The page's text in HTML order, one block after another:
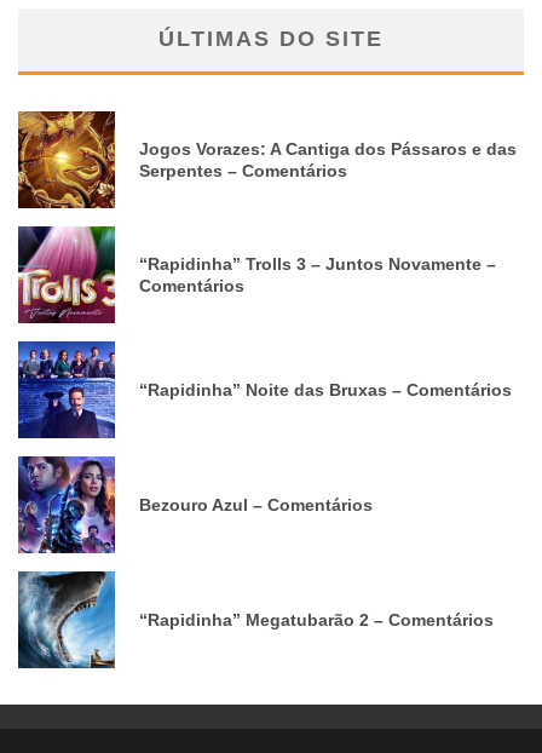
ÚLTIMAS DO SITE
Jogos Vorazes: A Cantiga dos Pássaros e das
Serpentes – Comentários
“Rapidinha” Trolls 3 – Juntos Novamente –
Comentários
“Rapidinha” Noite das Bruxas – Comentários
Bezouro Azul – Comentários
“Rapidinha” Megatubarão 2 – Comentários